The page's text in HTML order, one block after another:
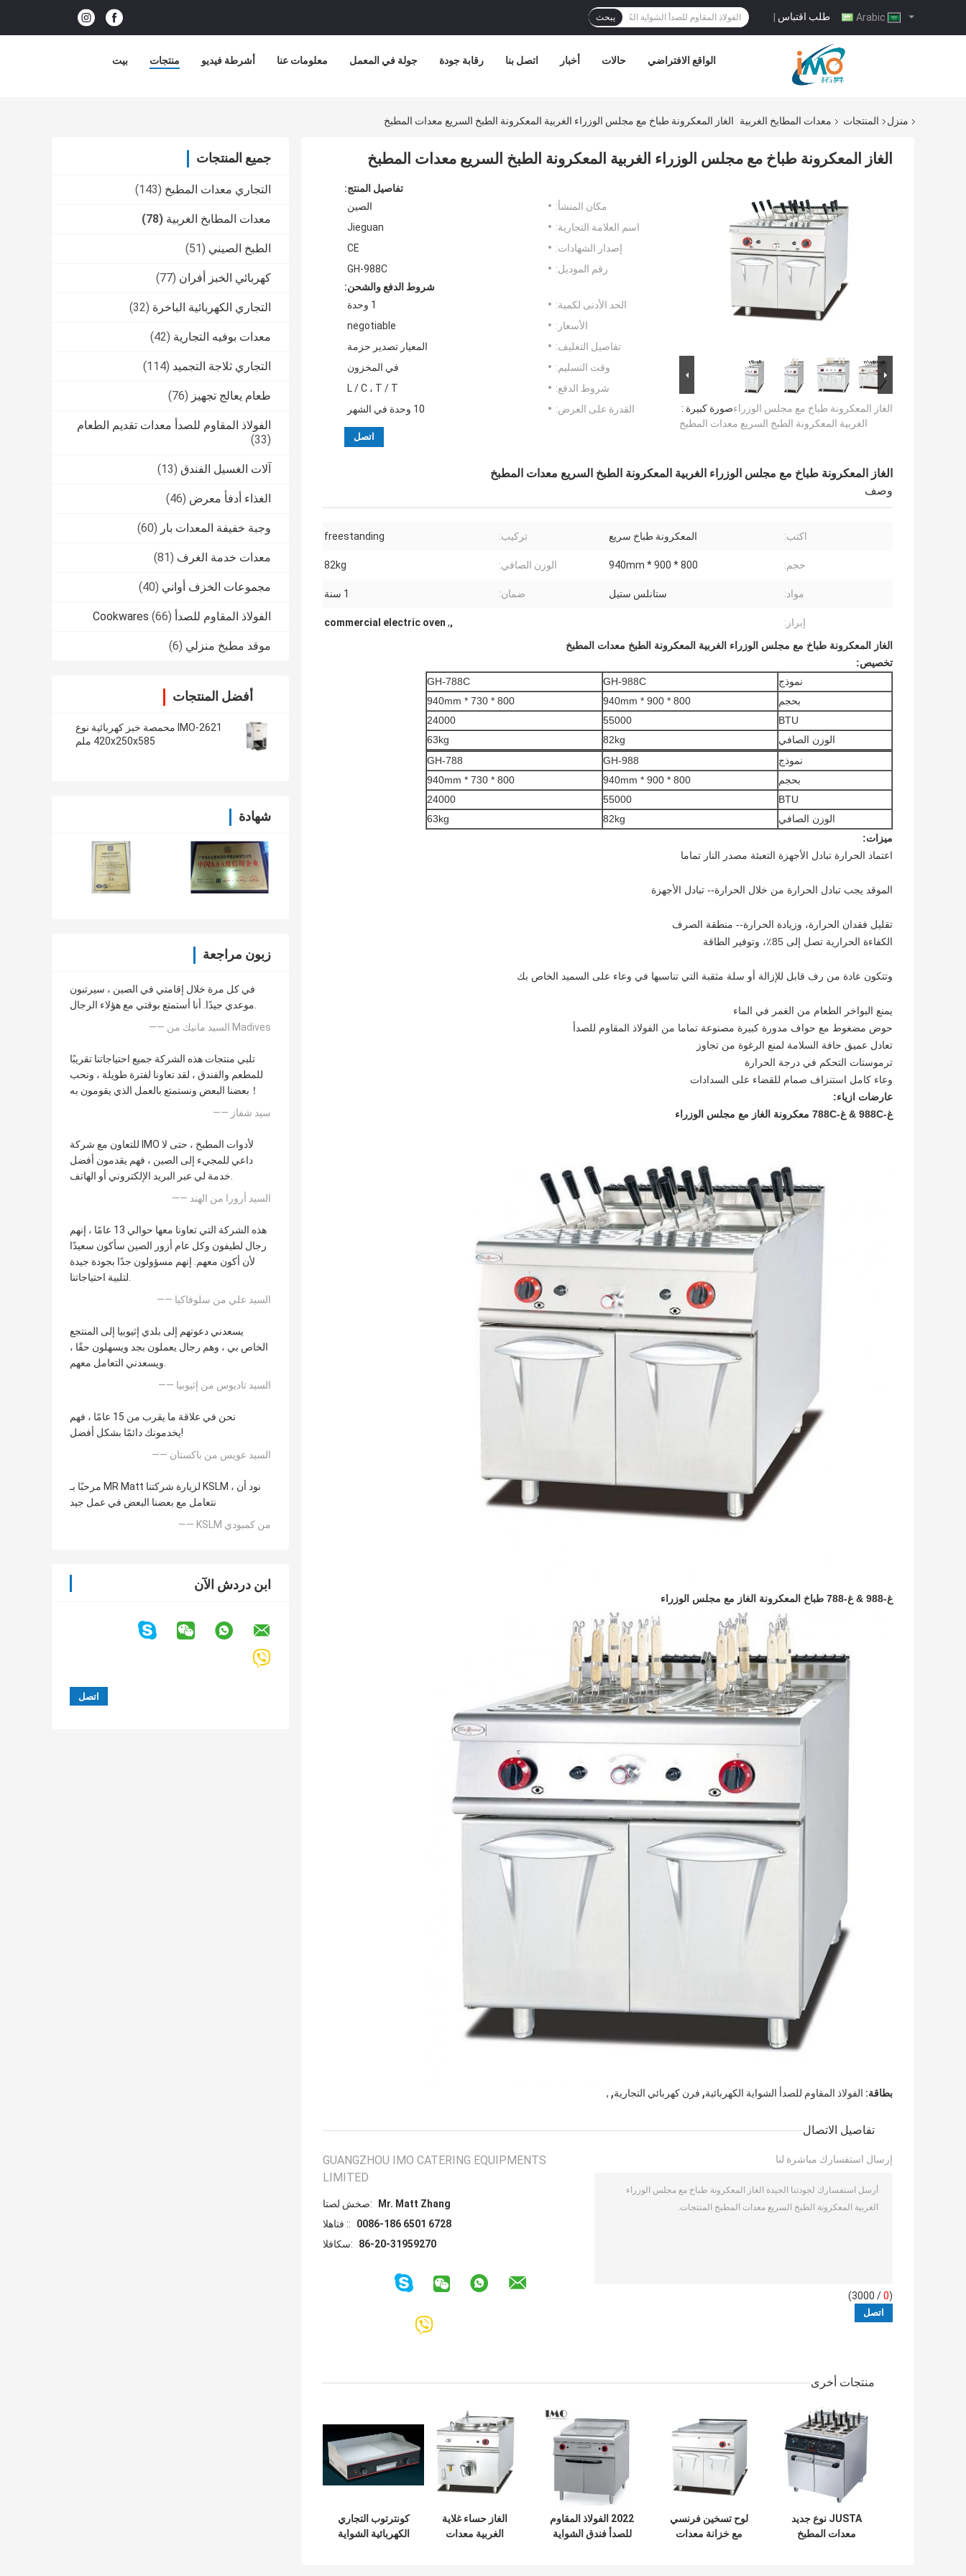
طلب اقتباس | يبحث
بيت منتجات أشرطة فيديو معلومات عنا جولة في المعمل رقابة جودة اتصل بنا أخبار حالات الواقع الافتراضي
منزل المنتجات معدات المطابخ الغربية الغاز المعكرونة طباخ مع مجلس الوزراء الغربية المعكرونة الطبخ السريع معدات المطبخ
جميع المنتجات
التجاري معدات المطبخ (143)
معدات المطابخ الغربية (78)
الطبخ الصيني (51)
كهربائي الخبز أفران (77)
التجاري الكهربائية الباخرة (32)
معدات بوفيه التجارية (42)
التجاري ثلاجة التجميد (114)
طعام يعالج تجهيز (76)
الفولاذ المقاوم للصدأ معدات تقديم الطعام
(33)
آلات الغسيل الفندق (13)
الغذاء أدفأ معرض (46)
وجبة خفيفة المعدات بار (60)
معدات خدمة الغرف (81)
مجموعات الخزف أواني (40)
الفولاذ المقاوم للصدأ Cookwares (66)
موقد مطبخ منزلي (6)
أفضل المنتجات
IMO-2621 محمصة خبز كهربائية نوع
420x250x585 ملم
شهادة
زبون مراجعة
في كل مرة خلال إقامتي في الصين ، سيرتبون
موعدي جيدًا. أنا أستمتع بوقتي مع هؤلاء الرجال.
—— السيد مانيك من Madives
تلبي منتجات هذه الشركة جميع احتياجاتنا تقريبًا
للمطعم والفندق ، لقد تعاونا لفترة طويلة ، ونحب
بعضنا البعض ونستمتع بالعمل الذي يقومون به！
—— سيد شفاز
للتعاون مع شركة IMO لأدوات المطبخ ، حتى لا
داعي للمجيء إلى الصين ، فهم يقدمون أفضل
خدمة لي عبر البريد الإلكتروني أو الهاتف.
—— السيد أرورا من الهند
هذه الشركة التي تعاونا معها حوالي 13 عامًا ، إنهم
رجال لطيفون وكل عام أزور الصين سأكون سعيدًا
لأن أكون معهم. إنهم مسؤولون جدًا بجودة جيدة
لتلبية احتياجاتنا.
—— السيد علي من سلوفاكيا
يسعدني دعوتهم إلى بلدي إثيوبيا إلى المنتجع
الخاص بي ، وهم رجال يعملون بجد ويسهلون حقًا ،
ويسعدني التعامل معهم.
—— السيد تاديوس من إثيوبيا
نحن في علاقة ما يقرب من 15 عامًا ، فهم
يخدمونك دائمًا بشكل أفضل!
—— السيد عويس من باكستان
مرحبًا بـ MR Matt لزيارة شركتنا KSLM ، نود أن
نتعامل مع بعضنا البعض في عمل جيد
—— KSLM من كمبودي
ابن دردش الآن
الغاز المعكرونة طباخ مع مجلس الوزراء الغربية المعكرونة الطبخ السريع معدات المطبخ
صورة كبيرة :الغاز المعكرونة طباخ مع مجلس الوزراء
الغربية المعكرونة الطبخ السريع معدات المطبخ
تفاصيل المنتج:
مكان المنشأ:
الصين
اسم العلامة التجارية:
Jieguan
إصدار الشهادات:
CE
رقم الموديل:
GH-988C
شروط الدفع والشحن:
الحد الأدنى لكمية:
1 وحدة
الأسعار:
negotiable
تفاصيل التغليف:
المعيار تصدير حزمة
وقت التسليم:
في المخزون
شروط الدفع:
L / C ، T / T
القدرة على العرض:
10 وحدة في الشهر
اتصل
الغاز المعكرونة طباخ مع مجلس الوزراء الغربية المعكرونة الطبخ السريع معدات المطبخ
وصف
اكتب: المعكرونة طباخ سريع تركيب: freestanding
حجم: 800 * 900 * 940mm الوزن الصافي: 82kg
مواد: ستانلس ستيل ضمان: 1 سنة
إبراز: ,
,
commercial electric oven
الغاز المعكرونة طباخ مع مجلس الوزراء الغربية المعكرونة الطبخ معدات المطبخ
تخصيص:
نموذج
GH-988C
GH-788C
بحجم
800 * 900 * 940mm
800 * 730 * 940mm
BTU
55000
24000
الوزن الصافي
82kg
63kg
نموذج
GH-988
GH-788
بحجم
800 * 900 * 940mm
800 * 730 * 940mm
BTU
55000
24000
الوزن الصافي
82kg
63kg
ميزات:
اعتماد الحرارة تبادل الأجهزة التعبئة مصدر النار تماما
الموقد يجب تبادل الحرارة من خلال الحرارة-- تبادل الأجهزة
تقليل فقدان الحرارة، وزيادة الحرارة-- منطقة الصرف
الكفاءة الحرارية تصل إلى 85٪، وتوفير الطاقة
وتتكون عادة من رف قابل للإزالة أو سلة مثقبة التي تناسبها في وعاء على السميد الخاص بك
يمنع البواخر الطعام من الغمر في الماء
حوض مضغوط مع حواف مدورة كبيرة مصنوعة تماما من الفولاذ المقاوم للصدأ
تعادل عميق حافة السلامة لمنع الرغوة من تجاوز
ترموستات التحكم في درجة الحرارة
وعاء كامل استنزاف صمام للقضاء على السدادات
عارضات ازياء:
غ-988C & غ-788C معكرونة الغاز مع مجلس الوزراء
غ-988 & غ-788 طباخ المعكرونة الغاز مع مجلس الوزراء
بطاقة: الفولاذ المقاوم للصدأ الشواية الكهربائية, فرن كهربائي التجارية,
,
تفاصيل الاتصال
GUANGZHOU IMO CATERING EQUIPMENTS
LIMITED
اتصل شخص:
Mr. Matt Zhang
الهاتف ::
0086-186 6501 6728
الفاكس:
86-20-31959270
إرسال استفسارك مباشرة لنا
(
0
/ 3000)
منتجات أخرى
JUSTA نوع جديد
معدات المطبخ
لوح تسخين فرنسي
مع خزانة معدات
2022 الفولاذ المقاوم
للصدأ فندق الشواية
الغاز حساء غلاية
الغربية معدات
كونترتوب التجاري
الكهربائية الشواية